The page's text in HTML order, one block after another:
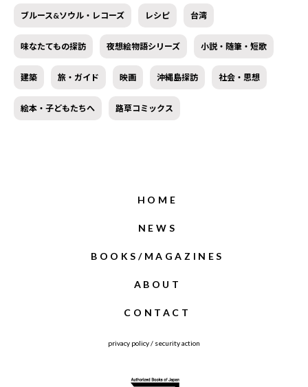
ブルース&ソウル・レコーズ レシピ 台湾
味なたてもの探訪 夜想絵物語シリーズ 小説・随筆・短歌
建築 旅・ガイド 映画 沖縄島探訪 社会・思想
絵本・子どもたちへ 路草コミックス
HOME
NEWS
BOOKS/MAGAZINES
ABOUT
CONTACT
privacy policy/ security action